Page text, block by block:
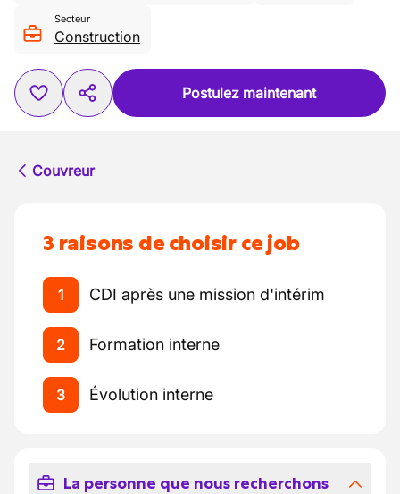
Secteur
Construction
Postulez maintenant
Couvreur
3 raisons de choisir ce job
1 CDI après une mission d'intérim
2 Formation interne
3 Évolution interne
La personne que nous recherchons